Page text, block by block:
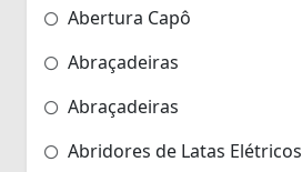
Abertura Capô
Abraçadeiras
Abraçadeiras
Abridores de Latas Elétricos